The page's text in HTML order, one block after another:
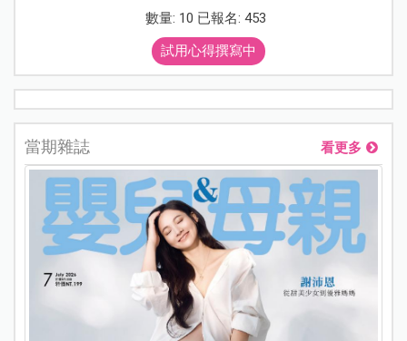
數量: 10 已報名: 453
試用心得撰寫中
當期雜誌 看更多